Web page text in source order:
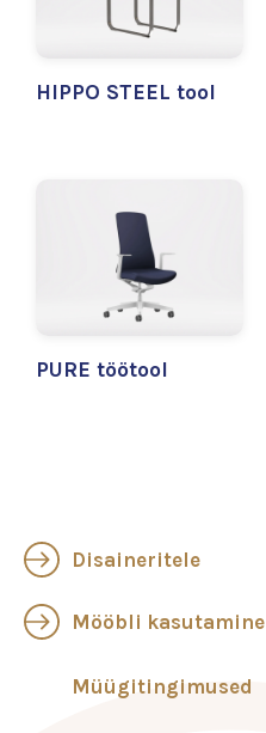
HIPPO STEEL tool
PURE töötool
Disaineritele
Mööbli kasutamine
Müügitingimused